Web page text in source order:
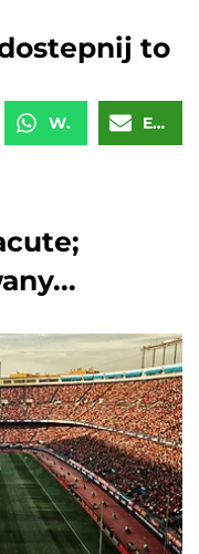
to
WhatsApp Email